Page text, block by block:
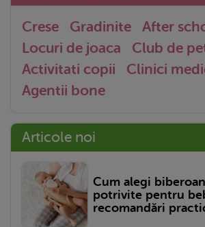
Crese Gradinite After
Locuri de joaca
Club de
Activitati copii
Clinici
Agentii bone
Articole noi
Cum alegi
potrivite pentru
recomandări